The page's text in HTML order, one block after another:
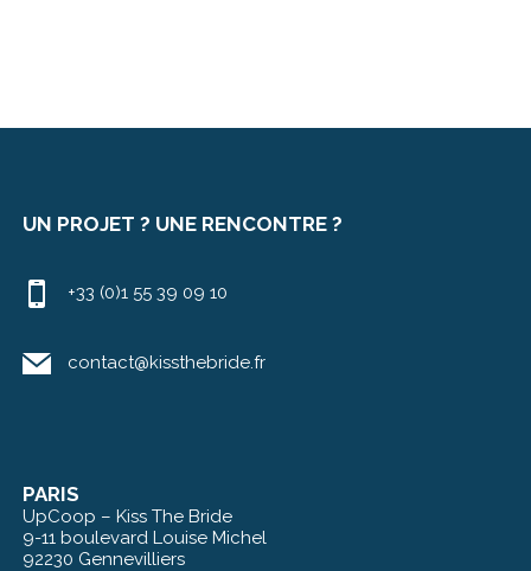
UN PROJET ? UNE RENCONTRE ?
+33 (0)1 55 39 09 10
contact@kissthebride.fr
PARIS
UpCoop – Kiss The Bride
9-11 boulevard Louise Michel
92230 Gennevilliers